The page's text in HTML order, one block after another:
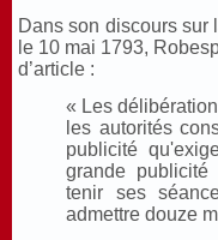
Dans son discours sur
le 10 mai 1793,
d’article :
« Les
les autorités
publicité
grande
tenir ses
admettre douze